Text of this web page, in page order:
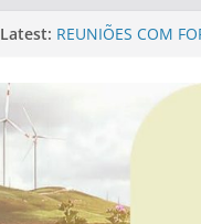
Latest: REUNIÕES COM
REGULAMENTO
Proposta Alteração